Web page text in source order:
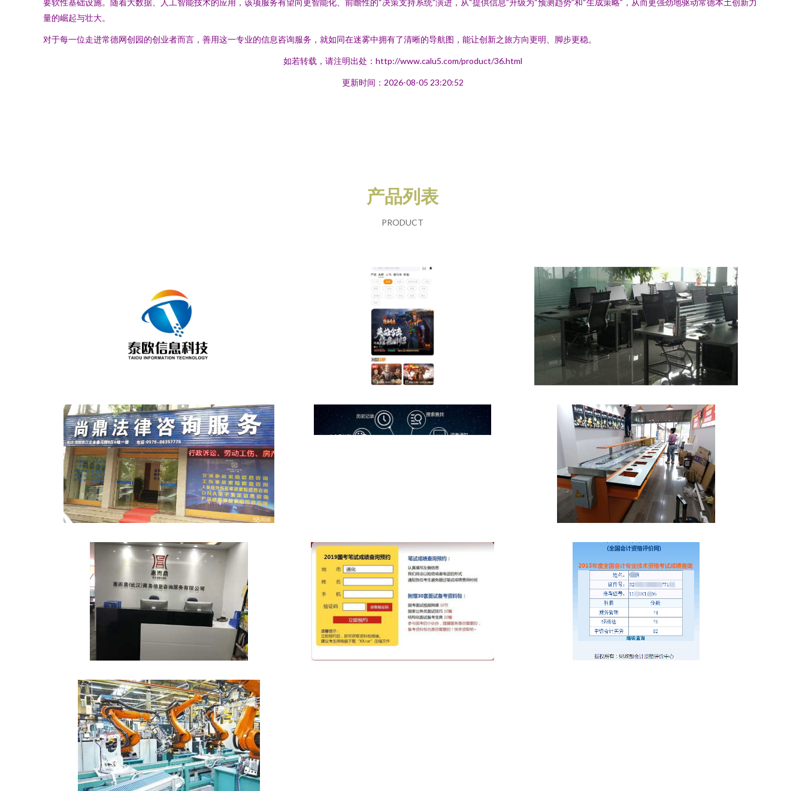
要软性基础设施。随着大数据、人工智能技术的应用，该项服务有望向更智能化、前瞻性的“决策支持系统”演进，从“提供信息”升级为“预测趋势”和“生成策略”，从而更强劲地驱动常德本土创新力
量的崛起与壮大。
对于每一位走进常德网创园的创业者而言，善用这一专业的信息咨询服务，就如同在迷雾中拥有了清晰的导航图，能让创新之旅方向更明、脚步更稳。
如若转载，请注明出处：http://www.calu5.com/product/36.html
更新时间：2026-08-05 23:20:52
产品列表
PRODUCT